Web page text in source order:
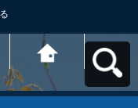
春日部市市民活動セ
ンター ぽぽら春日部
へ戻る